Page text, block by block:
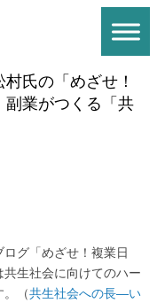
氏の「めざせ！
副業がつくる「共
グ「めざせ！複業日
生社会に向けてのハー
。（共生社会への長―い